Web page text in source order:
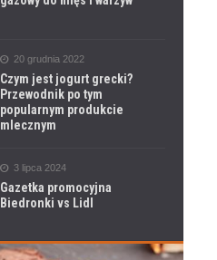
20 grudnia 2022
Czym jest jogurt grecki?
Przewodnik po tym
popularnym produkcie
mlecznym
3 lipca 2024
Gazetka promocyjna
Biedronki vs Lidl